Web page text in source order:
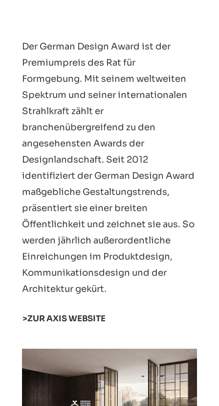
Der German Design Award ist der
Premiumpreis des Rat für
Formgebung. Mit seinem weltweiten
Spektrum und seiner internationalen
Strahlkraft zählt er
branchenübergreifend zu den
angesehensten Awards der
Designlandschaft. Seit 2012
identifiziert der German Design Award
maßgebliche Gestaltungstrends,
präsentiert sie einer breiten
Öffentlichkeit und zeichnet sie aus. So
werden jährlich außerordentliche
Einreichungen im Produktdesign,
Kommunikationsdesign und der
Architektur gekürt.
ZUR AXIS WEBSITE